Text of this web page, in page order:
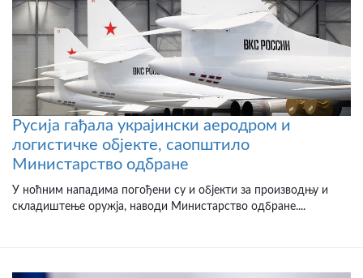
Русија гађала украјински аеродром и
логистичке објекте, саопштило
Министарство одбране
У ноћним нападима погођени су и објекти за производњу и
складиштење оружја, наводи Министарство одбране....